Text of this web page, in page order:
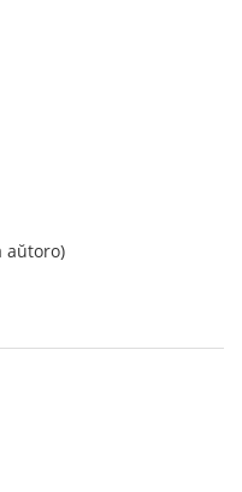
aŭtoro)